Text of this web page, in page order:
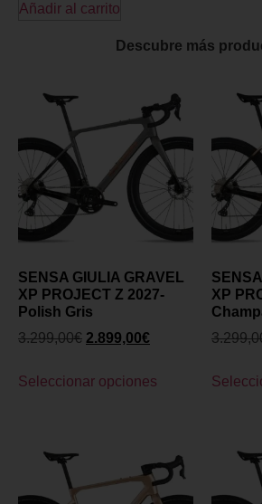
Añadir al carrito
Descubre más
SENSA GIULIA GRAVEL
XP PROJECT Z 2027-
Polish Gris
3.299,00€ 2.899,00€
Seleccionar opciones
XP